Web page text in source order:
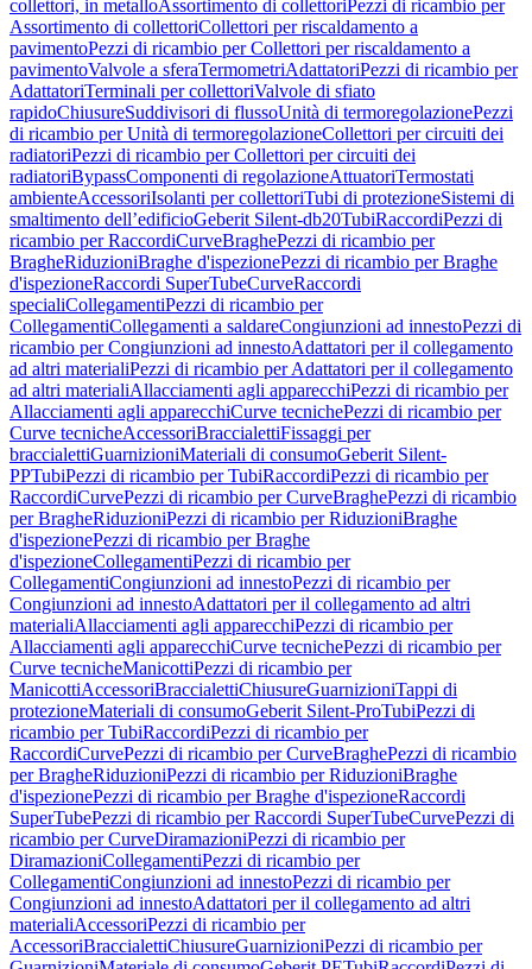
collettori, in metalloAssortimento di collettoriPezzi di ricambio per
Assortimento di collettoriCollettori per riscaldamento a
pavimentoPezzi di ricambio per Collettori per riscaldamento a
pavimentoValvole a sferaTermometriAdattatoriPezzi di ricambio per
AdattatoriTerminali per collettoriValvole di sfiato
rapidoChiusureSuddivisori di flussoUnità di termoregolazionePezzi
di ricambio per Unità di termoregolazioneCollettori per circuiti dei
radiatoriPezzi di ricambio per Collettori per circuiti dei
radiatoriBypassComponenti di regolazioneAttuatoriTermostati
ambienteAccessoriIsolanti per collettoriTubi di protezioneSistemi di
smaltimento dell’edificioGeberit Silent-db20TubiRaccordiPezzi di
ricambio per RaccordiCurveBraghePezzi di ricambio per
BragheRiduzioniBraghe d'ispezionePezzi di ricambio per Braghe
d'ispezioneRaccordi SuperTubeCurveRaccordi
specialiCollegamentiPezzi di ricambio per
CollegamentiCollegamenti a saldareCongiunzioni ad innestoPezzi di
ricambio per Congiunzioni ad innestoAdattatori per il collegamento
ad altri materialiPezzi di ricambio per Adattatori per il collegamento
ad altri materialiAllacciamenti agli apparecchiPezzi di ricambio per
Allacciamenti agli apparecchiCurve tecnichePezzi di ricambio per
Curve tecnicheAccessoriBraccialettiFissaggi per
braccialettiGuarnizioniMateriali di consumoGeberit Silent-
PPTubiPezzi di ricambio per TubiRaccordiPezzi di ricambio per
RaccordiCurvePezzi di ricambio per CurveBraghePezzi di ricambio
per BragheRiduzioniPezzi di ricambio per RiduzioniBraghe
d'ispezionePezzi di ricambio per Braghe
d'ispezioneCollegamentiPezzi di ricambio per
CollegamentiCongiunzioni ad innestoPezzi di ricambio per
Congiunzioni ad innestoAdattatori per il collegamento ad altri
materialiAllacciamenti agli apparecchiPezzi di ricambio per
Allacciamenti agli apparecchiCurve tecnichePezzi di ricambio per
Curve tecnicheManicottiPezzi di ricambio per
ManicottiAccessoriBraccialettiChiusureGuarnizioniTappi di
protezioneMateriali di consumoGeberit Silent-ProTubiPezzi di
ricambio per TubiRaccordiPezzi di ricambio per
RaccordiCurvePezzi di ricambio per CurveBraghePezzi di ricambio
per BragheRiduzioniPezzi di ricambio per RiduzioniBraghe
d'ispezionePezzi di ricambio per Braghe d'ispezioneRaccordi
SuperTubePezzi di ricambio per Raccordi SuperTubeCurvePezzi di
ricambio per CurveDiramazioniPezzi di ricambio per
DiramazioniCollegamentiPezzi di ricambio per
CollegamentiCongiunzioni ad innestoPezzi di ricambio per
Congiunzioni ad innestoAdattatori per il collegamento ad altri
materialiAccessoriPezzi di ricambio per
AccessoriBraccialettiChiusureGuarnizioniPezzi di ricambio per